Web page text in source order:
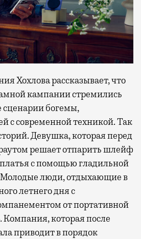
Хохлова рассказывает, что
кампании стремились
сценарии богемы,
с современной техникой. Так
Девушка, которая перед
решает отпарить шлейф
с помощью гладильной
люди, отдыхающие в
летнего дня с
от портативной
Компания, которая после
приводит в порядок